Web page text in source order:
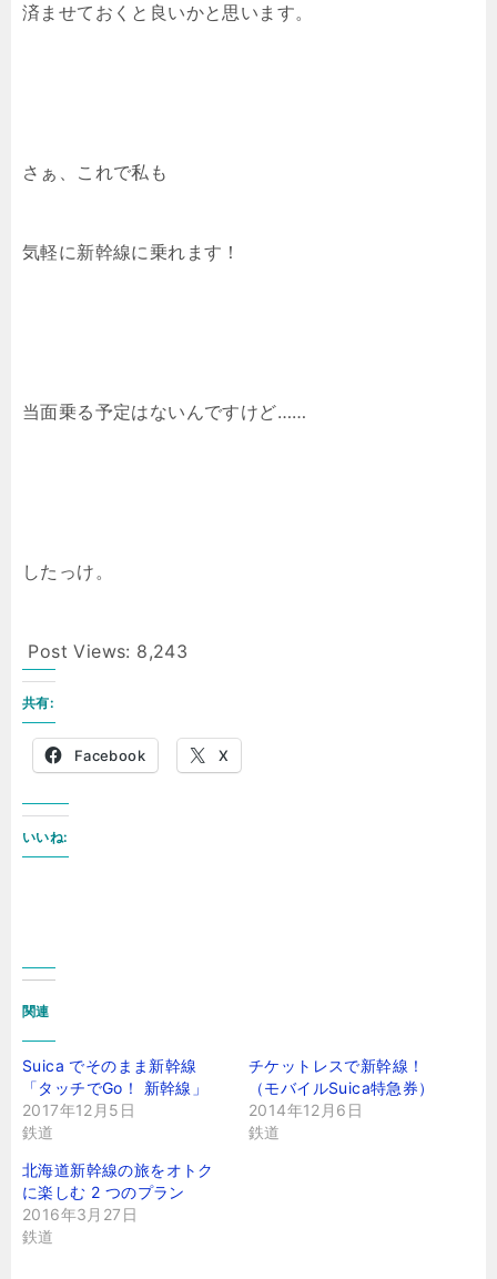
済ませておくと良いかと思います。
さぁ、これで私も
気軽に新幹線に乗れます！
当面乗る予定はないんですけど……
したっけ。
Post Views: 8,243
共有:
Facebook X
いいね:
関連
Suica でそのまま新幹線
「タッチでGo！ 新幹線」
2017年12月5日
鉄道
チケットレスで新幹線！
（モバイルSuica特急券）
2014年12月6日
鉄道
北海道新幹線の旅をオトク
に楽しむ 2 つのプラン
2016年3月27日
鉄道